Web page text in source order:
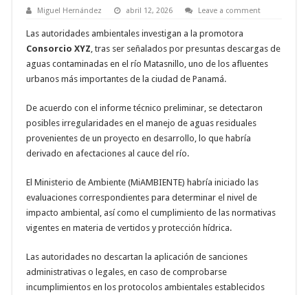
Miguel Hernández abril 12, 2026 Leave a comment
Las autoridades ambientales investigan a la promotora
Consorcio XYZ , tras ser señalados por presuntas descargas de
aguas contaminadas en el río Matasnillo, uno de los afluentes
urbanos más importantes de la ciudad de Panamá.
De acuerdo con el informe técnico preliminar, se detectaron
posibles irregularidades en el manejo de aguas residuales
provenientes de un proyecto en desarrollo, lo que habría
derivado en afectaciones al cauce del río.
El Ministerio de Ambiente (MiAMBIENTE) habría iniciado las
evaluaciones correspondientes para determinar el nivel de
impacto ambiental, así como el cumplimiento de las normativas
vigentes en materia de vertidos y protección hídrica.
Las autoridades no descartan la aplicación de sanciones
administrativas o legales, en caso de comprobarse
incumplimientos en los protocolos ambientales establecidos